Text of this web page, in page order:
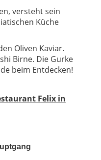
versteht sein
Küche
Oliven Kaviar.
Birne. Die Gurke
beim Entdecken!
Felix in